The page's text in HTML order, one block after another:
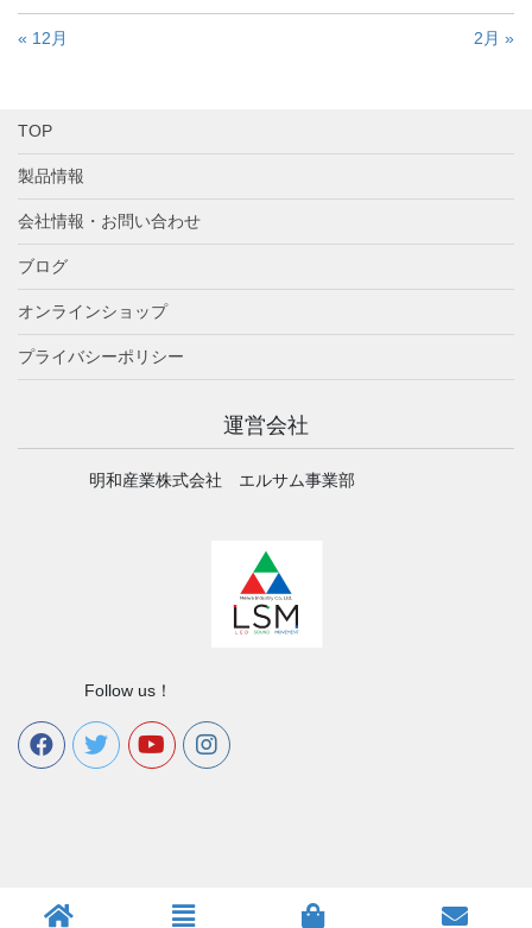
« 12月 2月 »
TOP
製品情報
会社情報・お問い合わせ
ブログ
オンラインショップ
プライバシーポリシー
運営会社
明和産業株式会社 エルサム事業部
Follow us！